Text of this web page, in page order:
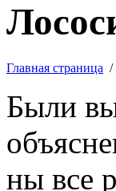
Главная страница /
Были
ны все